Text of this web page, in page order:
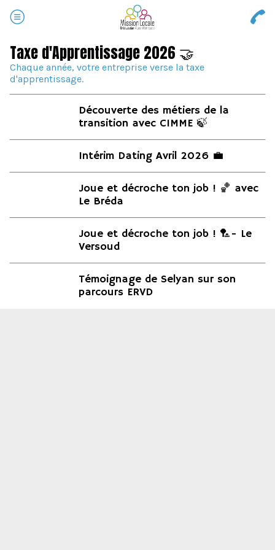
Taxe d'Apprentissage 2026 🤝
Chaque année, votre entreprise verse la taxe
d'apprentissage.
Découverte des métiers de la
transition avec CIMME 🍃
Intérim Dating Avril 2026 💼
Joue et décroche ton job ! 🏀 avec
Le Bréda
Joue et décroche ton job ! 🏸- Le
Versoud
Témoignage de Selyan sur son
parcours ERVD